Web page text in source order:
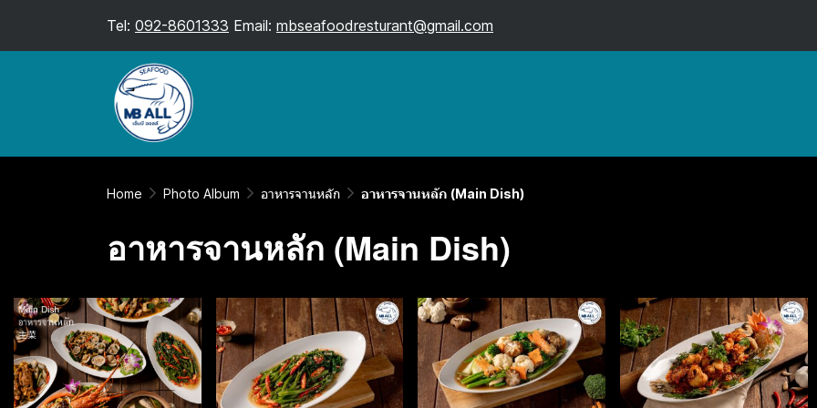
Tel: 092-8601333 Email: mbseafoodresturant@gmail.com
Home Photo Album อาหารจานหลัก อาหารจานหลัก (Main Dish)
อาหารจานหลัก (Main Dish)